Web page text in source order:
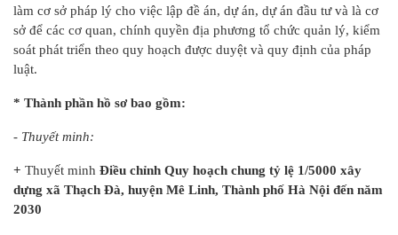
làm cơ sở pháp lý cho việc lập đề án, dự án, dự án đầu tư và là cơ
sở để các cơ quan, chính quyền địa phương tổ chức quản lý, kiểm
soát phát triển theo quy hoạch được duyệt và quy định của pháp
luật.
* Thành phần hồ sơ bao gồm:
- Thuyết minh:
+ Thuyết minh Điều chỉnh Quy hoạch chung tỷ lệ 1/5000 xây
dựng xã Thạch Đà, huyện Mê Linh, Thành phố Hà Nội đến năm
2030